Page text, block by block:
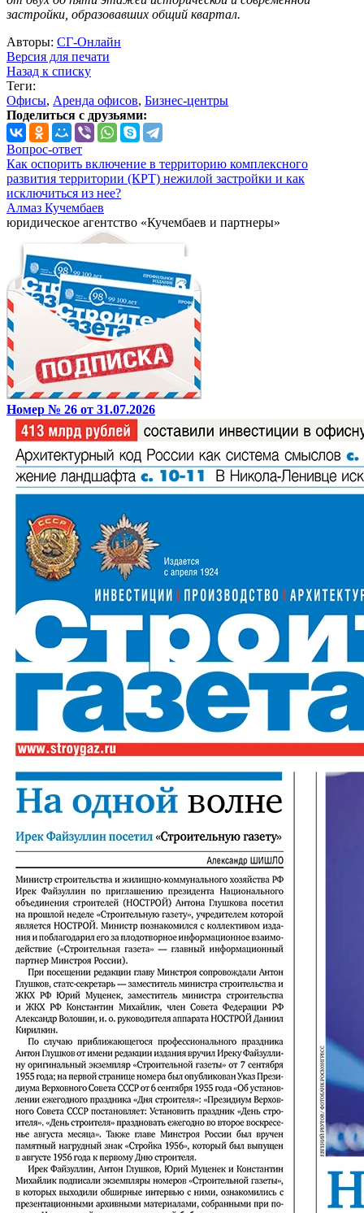
застройки, образовавших общий квартал.
Авторы: СГ-Онлайн
Версия для печати
Назад к списку
Теги:
Офисы, Аренда офисов, Бизнес-центры
Поделиться с друзьями:
Вопрос-ответ
Как оспорить включение в территорию комплексного
развития территории (КРТ) нежилой застройки и как
исключиться из нее?
Алмаз Кучембаев
юридическое агентство «Кучембаев и партнеры»
Номер № 26 от 31.07.2026